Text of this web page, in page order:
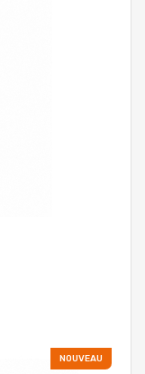
NOUVEAU